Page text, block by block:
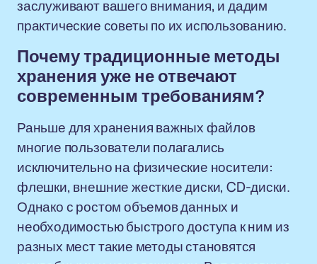
заслуживают вашего внимания, и дадим
практические советы по их использованию.
Почему традиционные методы
хранения уже не отвечают
современным требованиям?
Раньше для хранения важных файлов
многие пользователи полагались
исключительно на физические носители:
флешки, внешние жесткие диски, CD-диски.
Однако с ростом объемов данных и
необходимостью быстрого доступа к ним из
разных мест такие методы становятся